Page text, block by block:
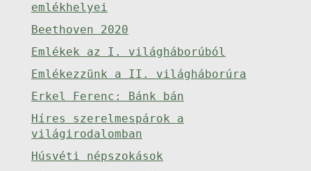
emlékhelyei
Beethoven 2020
Emlékek az I. világháborúból
Emlékezzünk a II. világháborúra
Erkel Ferenc: Bánk bán
Híres szerelmespárok a
világirodalomban
Húsvéti népszokások